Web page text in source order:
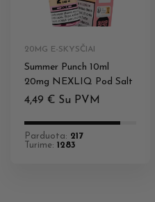
20MG E-SKYSČIAI
Summer Punch 10ml
20mg NEXLIQ Pod Salt
4,49 € Su PVM
Parduota: 217
Turime: 1283